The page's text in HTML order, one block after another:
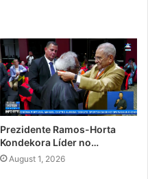
Prezidente Ramos-Horta
Kondekora Líder no…
August 1, 2026